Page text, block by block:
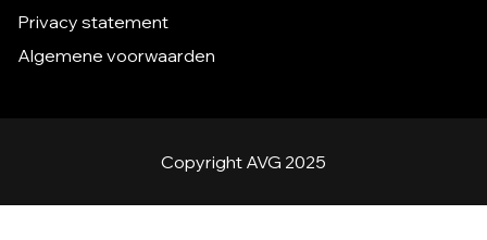
Privacy statement
Algemene voorwaarden
Copyright AVG 2025